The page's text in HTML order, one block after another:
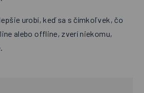
urobí, keď sa s čímkoľvek, čo
alebo offline, zverí niekomu,